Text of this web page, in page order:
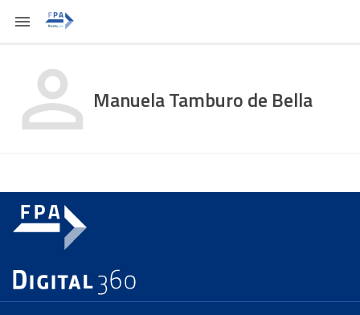
Manuela Tamburo de Bella